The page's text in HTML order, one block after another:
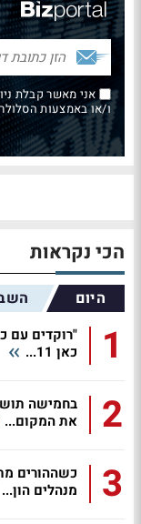
אני מאשר קבלת
ו/או באמצעות הסלולר
הכי נקראות
היום
1
"רוקדים עם
כאן 11...
2
בחמישה
את המקום...
3
כשההורים
מנהלים הון...